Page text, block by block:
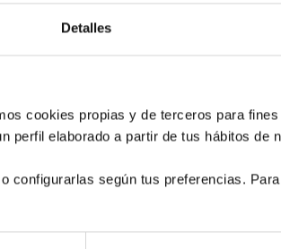
Detalles
cookies propias y de terceros para
perfil elaborado a partir de tus hábitos de
configurarlas según tus preferencias.